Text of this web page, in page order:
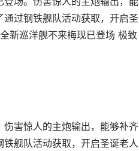
过钢铁舰队活动获取，开启圣
新巡洋舰不来梅现已登场 极致
害惊人的主炮输出，能够补齐
舰队活动获取，开启圣诞老人